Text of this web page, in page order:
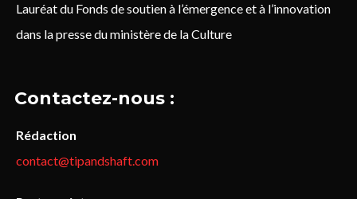
Lauréat du Fonds de soutien à l’émergence et à l’innovation
dans la presse du ministère de la Culture
Contactez-nous :
Rédaction
contact@tipandshaft.com